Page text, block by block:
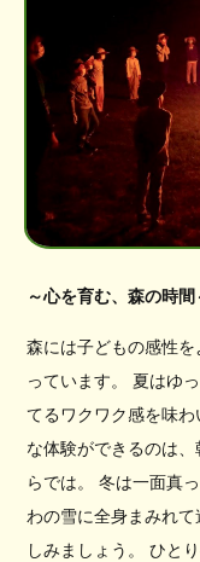
～心を育む、森の時
森には子どもの感性
っています。 夏はゆ
てるワクワク感を味
な体験ができるのは
らでは。 冬は一面真
わの雪に全身まみれ
しみましょう。 ひと